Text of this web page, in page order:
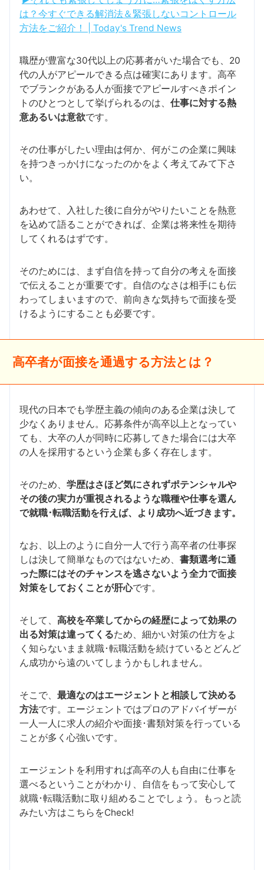
は？今すぐできる解消法＆緊張しないコントロール
方法をご紹介！ | Today's Trend News
職歴が豊富な30代以上の応募者がいた場合でも、20
代の人がアピールできる点は確実にあります。高卒
でブランクがある人が面接でアピールすべきポイン
トのひとつとして挙げられるのは、 仕事に対する熱
意あるいは意欲です。
その仕事がしたい理由は何か、何がこの企業に興味
を持つきっかけになったのかをよく考えてみて下さ
い。
あわせて、入社した後に自分がやりたいことを熱意
を込めて語ることができれば、企業は将来性を期待
してくれるはずです。
そのためには、まず自信を持って自分の考えを面接
で伝えることが重要です。自信のなさは相手にも伝
わってしまいますので、前向きな気持ちで面接を受
けるようにすることも必要です。
高卒者が面接を通過する方法とは？
現代の日本でも学歴主義の傾向のある企業は決して
少なくありません。応募条件が高卒以上となってい
ても、大卒の人が同時に応募してきた場合には大卒
の人を採用するという企業も多く存在します。
そのため、 学歴はさほど気にされずポテンシャルや
その後の実力が重視されるような職種や仕事を選ん
で就職･転職活動を行えば、より成功へ近づきます。
なお、以上のように自分一人で行う高卒者の仕事探
しは決して簡単なものではないため、 書類選考に通
った際にはそのチャンスを逃さないよう全力で面接
対策をしておくことが肝心です。
そして、 高校を卒業してからの経歴によって効果の
出る対策は違ってくるため、細かい対策の仕方をよ
く知らないまま就職･転職活動を続けているとどんど
ん成功から遠のいてしまうかもしれません。
そこで、 最適なのはエージェントと相談して決める
方法です。エージェントではプロのアドバイザーが
一人一人に求人の紹介や面接･書類対策を行っている
ことが多く心強いです。
エージェントを利用すれば高卒の人も自由に仕事を
選べるということがわかり、自信をもって安心して
就職･転職活動に取り組めることでしょう。もっと読
みたい方はこちらをCheck!